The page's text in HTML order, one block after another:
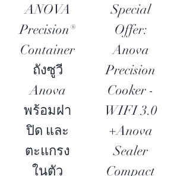
ANOVA
Precision®
Container
ถังซูวี
Anova
พร้อมฝา
ปิด และ
ตะแกรง
ในตัว
Special
Offer:
Anova
Precision
Cooker -
WIFI 3.0
+Anova
Sealer
Compact